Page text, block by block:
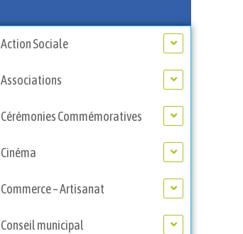
Action Sociale
Associations
Cérémonies Commémoratives
Cinéma
Commerce – Artisanat
Conseil municipal